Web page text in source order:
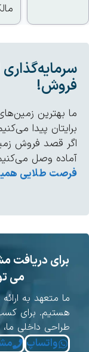
مالکی
بهترین زمین‌های
پیدا
قصد فروش زمین
وصل می‌کنیم.
طلایی همین
برای دریافت
می
ما متعهد به ارائه
هستیم. برای کسب
طراحی داخلی ما،
واتساپ
مشاوره